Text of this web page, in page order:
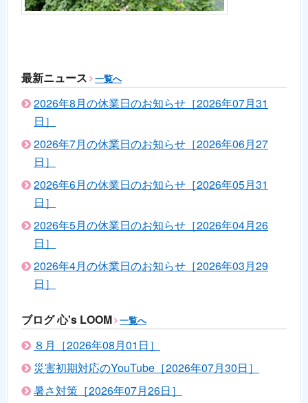
最新ニュース 一覧へ
2026年8月の休業日のお知らせ［2026年07月31
日］
2026年7月の休業日のお知らせ［2026年06月27
日］
2026年6月の休業日のお知らせ［2026年05月31
日］
2026年5月の休業日のお知らせ［2026年04月26
日］
2026年4月の休業日のお知らせ［2026年03月29
日］
ブログ 心's LOOM 一覧へ
８月［2026年08月01日］
災害初期対応のYouTube［2026年07月30日］
暑さ対策［2026年07月26日］